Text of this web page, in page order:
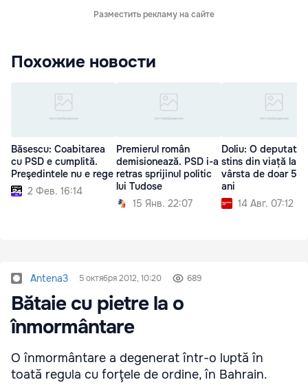
Разместить рекламу на сайте
Похожие новости
Băsescu: Coabitarea
cu PSD e cumplită.
Preşedintele nu e rege
2 Фев. 16:14
Premierul român
demisionează. PSD i-a
retras sprijinul politic
lui Tudose
15 Янв. 22:07
Doliu: O deputată
stins din viață la
vârsta de doar 51
ani
14 Авг. 07:12
Antena3 5 октября 2012, 10:20 689
Bătaie cu pietre la o
înmormântare
O înmormântare a degenerat într-o luptă în
toată regula cu forţele de ordine, în Bahrain.